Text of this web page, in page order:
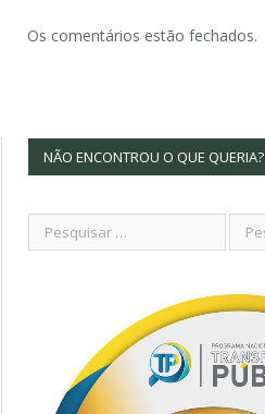
Os comentários estão fechados.
NÃO ENCONTROU O QUE QUERIA?